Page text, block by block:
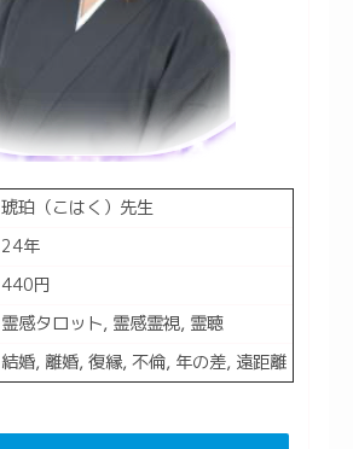
琥珀（こはく）先生
24年
440円
霊感タロット, 霊感霊視, 霊聴
結婚, 離婚, 復縁, 不倫, 年の差, 遠距離